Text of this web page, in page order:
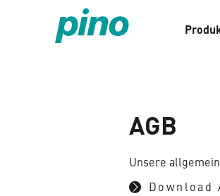
AGB
Unsere
Download